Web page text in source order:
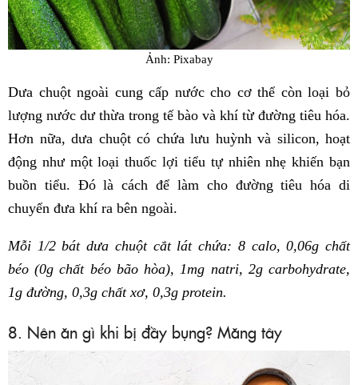
Ảnh: Pixabay
Dưa chuột ngoài cung cấp nước cho cơ thể còn loại bỏ
lượng nước dư thừa trong tế bào và khí từ đường tiêu hóa.
Hơn nữa, dưa chuột có chứa lưu huỳnh và silicon, hoạt
động như một loại thuốc lợi tiểu tự nhiên nhẹ khiến bạn
buồn tiểu. Đó là cách để làm cho đường tiêu hóa di
chuyển đưa khí ra bên ngoài.
Mỗi 1/2 bát dưa chuột cắt lát chứa: 8 calo, 0,06g chất
béo (0g chất béo bão hòa), 1mg natri, 2g carbohydrate,
1g đường, 0,3g chất xơ, 0,3g protein.
8. Nên ăn gì khi bị đầy bụng? Măng tây